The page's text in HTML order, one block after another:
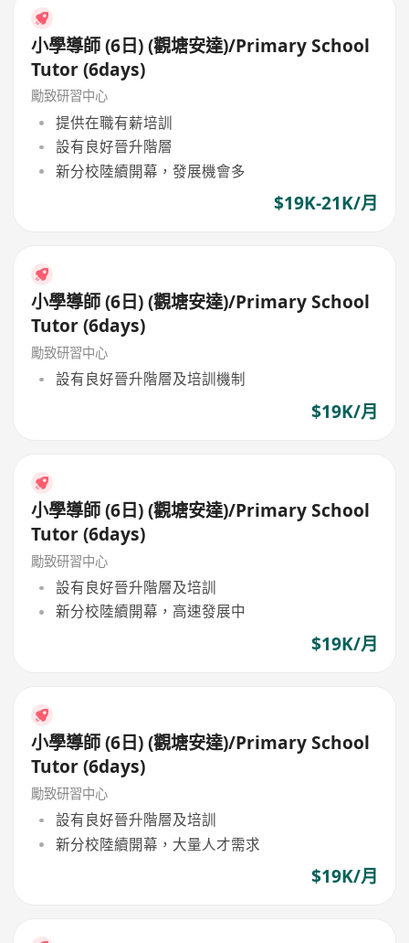
小學導師 (6日) (觀塘安達)/Primary School
Tutor (6days)
勵致研習中心
提供在職有薪培訓
設有良好晉升階層
新分校陸續開幕，發展機會多
$19K-21K/月
小學導師 (6日) (觀塘安達)/Primary School
Tutor (6days)
勵致研習中心
設有良好晉升階層及培訓機制
$19K/月
小學導師 (6日) (觀塘安達)/Primary School
Tutor (6days)
勵致研習中心
設有良好晉升階層及培訓
新分校陸續開幕，高速發展中
$19K/月
小學導師 (6日) (觀塘安達)/Primary School
Tutor (6days)
勵致研習中心
設有良好晉升階層及培訓
新分校陸續開幕，大量人才需求
$19K/月